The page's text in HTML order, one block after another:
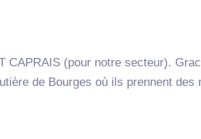
CAPRAIS (pour notre secteur).
de Bourges où ils prennent des